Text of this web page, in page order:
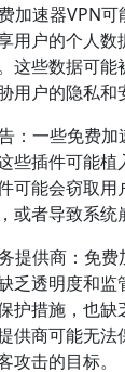
加速器VPN
用户的个人
这些数据可
用户的隐私和
：一些免费
些插件可能
可能会窃取
或者导致系统
提供商：免
乏透明度和
护措施，也缺
供商可能无
攻击的目标。